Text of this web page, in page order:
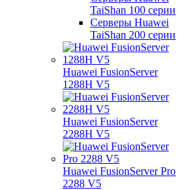
TaiShan 100 серии
Серверы Huawei
TaiShan 200 серии
Huawei FusionServer
1288H V5
Huawei FusionServer
2288H V5
Huawei FusionServer Pro
2288 V5